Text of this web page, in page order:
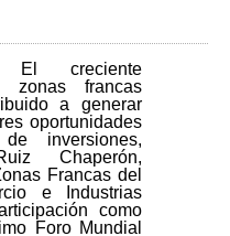
El creciente
zonas francas
a generar
oportunidades
inversiones,
Chaperón,
Francas del
e Industrias
como
Foro Mundial